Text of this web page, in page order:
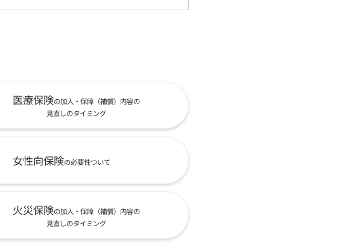
医療保険の加入・保障（補償）内容の
見直しのタイミング
女性向保険の必要性ついて
火災保険の加入・保障（補償）内容の
見直しのタイミング